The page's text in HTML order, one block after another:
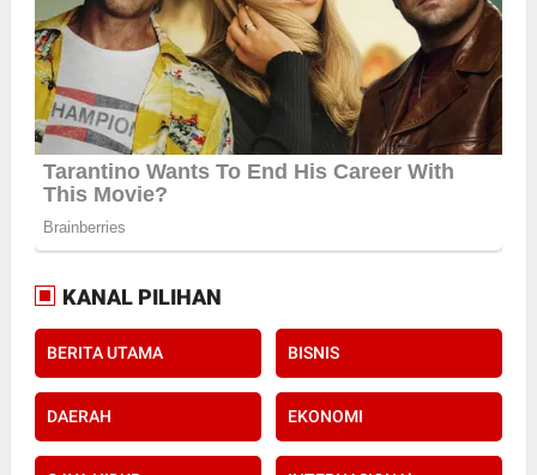
KANAL PILIHAN
BERITA UTAMA BISNIS
DAERAH EKONOMI